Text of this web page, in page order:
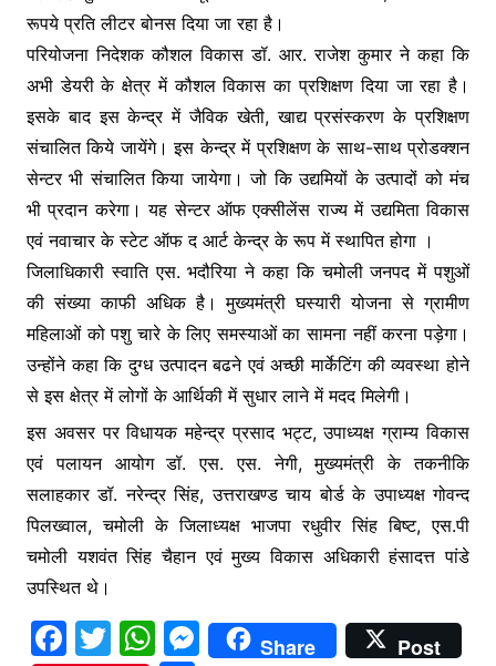
रूपये प्रति लीटर बोनस दिया जा रहा है।
परियोजना निदेशक कौशल विकास डॉ. आर. राजेश कुमार ने कहा कि
अभी डेयरी के क्षेत्र में कौशल विकास का प्रशिक्षण दिया जा रहा है।
इसके बाद इस केन्द्र में जैविक खेती, खाद्य प्रसंस्करण के प्रशिक्षण
संचालित किये जायेंगे। इस केन्द्र में प्रशिक्षण के साथ-साथ प्रोडक्शन
सेन्टर भी संचालित किया जायेगा। जो कि उद्यमियों के उत्पादों को मंच
भी प्रदान करेगा। यह सेन्टर ऑफ एक्सीलेंस राज्य में उद्यमिता विकास
एवं नवाचार के स्टेट ऑफ द आर्ट केन्द्र के रूप में स्थापित होगा ।
जिलाधिकारी स्वाति एस. भदौरिया ने कहा कि चमोली जनपद में पशुओं
की संख्या काफी अधिक है। मुख्यमंत्री घस्यारी योजना से ग्रामीण
महिलाओं को पशु चारे के लिए समस्याओं का सामना नहीं करना पड़ेगा।
उन्होंने कहा कि दुग्ध उत्पादन बढने एवं अच्छी मार्केटिंग की व्यवस्था होने
से इस क्षेत्र में लोगों के आर्थिकी में सुधार लाने में मदद मिलेगी।
इस अवसर पर विधायक महेन्द्र प्रसाद भट्ट, उपाध्यक्ष ग्राम्य विकास
एवं पलायन आयोग डॉ. एस. एस. नेगी, मुख्यमंत्री के तकनीकि
सलाहकार डॉ. नरेन्द्र सिंह, उत्तराखण्ड चाय बोर्ड के उपाध्यक्ष गोवन्द
पिलख्वाल, चमोली के जिलाध्यक्ष भाजपा रधुवीर सिंह बिष्ट, एस.पी
चमोली यशवंत सिंह चैहान एवं मुख्य विकास अधिकारी हंसादत्त पांडे
उपस्थित थे।
F T W M
Share
Post